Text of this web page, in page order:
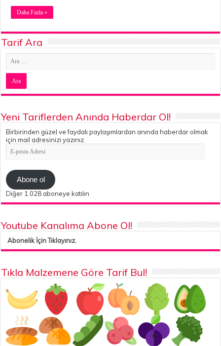
Daha Fazla »
Tarif Ara
Yeni Tariflerden Anında Haberdar Ol!
Birbirinden güzel ve faydalı paylaşımlardan anında haberdar olmak
için mail adresinizi yazınız.
E-
posta
Abone ol
Diğer 1.028 aboneye katılın
Youtube Kanalıma Abone Ol!
Abonelik İçin Tıklayınız.
Tıkla Malzemene Göre Tarif Bul!